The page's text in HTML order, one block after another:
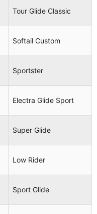
Sportster
Electra Glide
Tour Glide
Super Glide II
Disc Glide
Sport Glide
Tour Glide Classic
Softail Custom
Sportster
Electra Glide Sport
Super Glide
Low Rider
Sport Glide